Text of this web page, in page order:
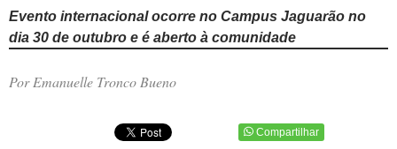
Evento internacional ocorre no Campus Jaguarão no
dia 30 de outubro e é aberto à comunidade
Por Emanuelle Tronco Bueno
Compartilhar